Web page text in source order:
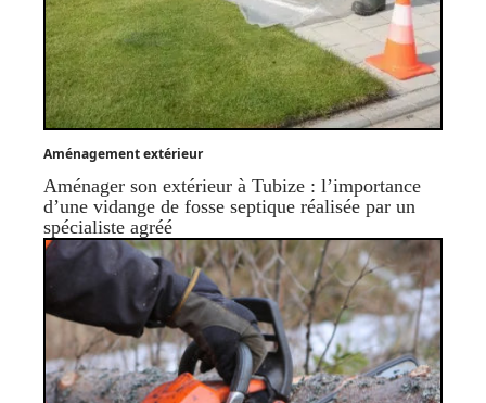
Aménagement extérieur
Aménager son extérieur à Tubize : l’importance
d’une vidange de fosse septique réalisée par un
spécialiste agréé